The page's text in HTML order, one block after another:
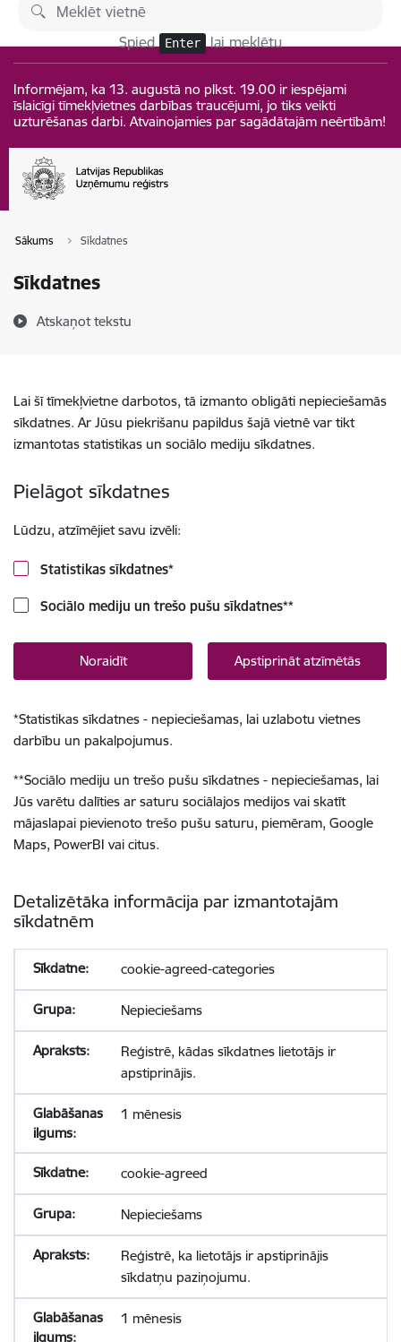
Pāriet uz lapas saturu
Spied Enter lai meklētu
Informējam, ka 13. augustā no plkst. 19.00 ir iespējami
īslaicīgi tīmekļvietnes darbības traucējumi, jo tiks veikti
uzturēšanas darbi. Atvainojamies par sagādātajām neērtībām!
Sākums Sīkdatnes
Sīkdatnes
Atskaņot tekstu
Lai šī tīmekļvietne darbotos, tā izmanto obligāti nepieciešamās
sīkdatnes. Ar Jūsu piekrišanu papildus šajā vietnē var tikt
izmantotas statistikas un sociālo mediju sīkdatnes.
Pielāgot sīkdatnes
Lūdzu, atzīmējiet savu izvēli:
Statistikas sīkdatnes*
Sociālo mediju un trešo pušu sīkdatnes**
Noraidīt Apstiprināt atzīmētās
*Statistikas sīkdatnes - nepieciešamas, lai uzlabotu vietnes
darbību un pakalpojumus.
**Sociālo mediju un trešo pušu sīkdatnes - nepieciešamas, lai
Jūs varētu dalīties ar saturu sociālajos medijos vai skatīt
mājaslapai pievienoto trešo pušu saturu, piemēram, Google
Maps, PowerBI vai citus.
Detalizētāka informācija par izmantotajām
sīkdatnēm
cookie-agreed-categories
Nepieciešams
Reģistrē, kādas sīkdatnes lietotājs ir
apstiprinājis.
1 mēnesis
cookie-agreed
Nepieciešams
Reģistrē, ka lietotājs ir apstiprinājis
sīkdatņu paziņojumu.
1 mēnesis